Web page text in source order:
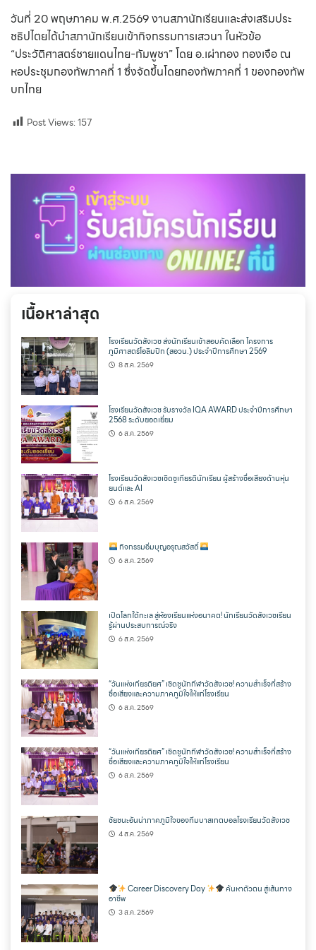
วันที่ 20 พฤษภาคม พ.ศ.2569 งานสภานักเรียนและส่งเสริมประ
ชธิปไตยได้นำสภานักเรียนเข้ากิจกรรมการเสวนา ในหัวข้อ
“ประวัติศาสตร์ชายแดนไทย-กัมพูชา” โดย อ.เผ่าทอง ทองเจือ ณ
หอประชุมกองทัพภาคที่ 1 ซึ่งจัดขึ้นโดยกองทัพภาคที่ 1 ของกองทัพ
บกไทย
Post Views:157
เนื้อหาล่าสุด
โรงเรียนวัดสังเวช ส่งนักเรียนเข้าสอบคัดเลือก โครงการ
ภูมิศาสตร์โอลิมปิก (สอวน.) ประจำปีการศึกษา 2569
8 ส.ค. 2569
โรงเรียนวัดสังเวช รับรางวัล IQA AWARD ประจำปีการศึกษา
2568 ระดับยอดเยี่ยม
6 ส.ค. 2569
โรงเรียนวัดสังเวชเชิดชูเกียรตินักเรียน ผู้สร้างชื่อเสียงด้านหุ่น
ยนต์และ AI
6 ส.ค. 2569
กิจกรรมอิ่มบุญอรุณสวัสดิ์
6 ส.ค. 2569
เปิดโลกใต้ทะเล สู่ห้องเรียนแห่งอนาคต! นักเรียนวัดสังเวชเรียน
รู้ผ่านประสบการณ์จริง
6 ส.ค. 2569
“วันแห่งเกียรติยศ” เชิดชูนักกีฬาวัดสังเวช! ความสำเร็จที่สร้าง
ชื่อเสียงและความภาคภูมิใจให้แก่โรงเรียน
6 ส.ค. 2569
“วันแห่งเกียรติยศ” เชิดชูนักกีฬาวัดสังเวช! ความสำเร็จที่สร้าง
ชื่อเสียงและความภาคภูมิใจให้แก่โรงเรียน
6 ส.ค. 2569
ชัยชนะอันน่าภาคภูมิใจของทีมบาสเกตบอลโรงเรียนวัดสังเวช
4 ส.ค. 2569
Career Discovery Day
ค้นหาตัวตน สู่เส้นทาง
อาชีพ
3 ส.ค. 2569